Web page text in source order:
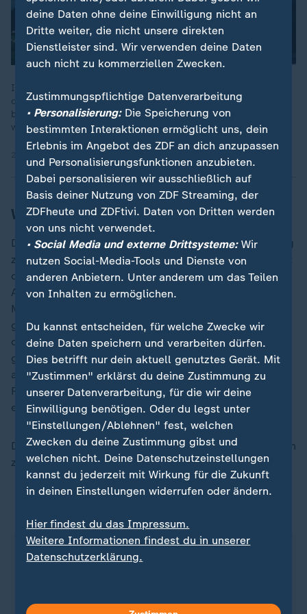
In Nordkorea droht Menschen der Tod, wenn sie zum Beispiel
den korpulenten Machthaber Kim Jong Un als "fett"
bezeichnen. Über den Alltag in diesem rätselhaften Land ist
wenig bekannt.
Weltrekorde in weißem Marmor
Die Hauptstadt Aschgabat steht für den kuriosen Hang
zu Superlativen, den die Diktatoren Turkmenistans seit
der Unabhängigkeit an den Tag legen. Die nach
Angaben turkmenischer Behörden von 900.000
Menschen bewohnte Metropole verfügt über die
größte Dichte an weißen Marmorgebäuden weltweit,
die meisten öffentlichen Springbrunnen oder das
größte sternförmige Gebäude. Ferner über das größte
architektonische Abbild eines Pferdes und das größte
Riesenrad in geschlossener Bauart, angeblich
ebenfalls aus weißem Marmor.
Doch kaum ein Mensch ist auf den Straßen und Plätzen
zu sehen.
Sehen Sie die Doku "Inside Turkmenistan - Gas
und App.
deine Daten ohne deine Einwilligung nicht an
Dritte weiter, die nicht unsere direkten
Dienstleister sind. Wir verwenden deine Daten
auch nicht zu kommerziellen Zwecken.
Zustimmungspflichtige Datenverarbeitung
• Personalisierung:Die Speicherung von
bestimmten Interaktionen ermöglicht uns, dein
Erlebnis im Angebot des ZDF an dich anzupassen
und Personalisierungsfunktionen anzubieten.
Dabei personalisieren wir ausschließlich auf
Basis deiner Nutzung von ZDF Streaming, der
ZDFheute und ZDFtivi. Daten von Dritten werden
von uns nicht verwendet.
• Social Media und externe Drittsysteme:Wir
nutzen Social-Media-Tools und Dienste von
anderen Anbietern. Unter anderem um das Teilen
von Inhalten zu ermöglichen.
Du kannst entscheiden, für welche Zwecke wir
deine Daten speichern und verarbeiten dürfen.
Dies betrifft nur dein aktuell genutztes Gerät. Mit
"Zustimmen" erklärst du deine Zustimmung zu
unserer Datenverarbeitung, für die wir deine
Einwilligung benötigen. Oder du legst unter
"Einstellungen/Ablehnen" fest, welchen
Zwecken du deine Zustimmung gibst und
welchen nicht. Deine Datenschutzeinstellungen
kannst du jederzeit mit Wirkung für die Zukunft
in deinen Einstellungen widerrufen oder ändern.
Hier findest du das Impressum.
Weitere Informationen findest du in unserer
Datenschutzerklärung.